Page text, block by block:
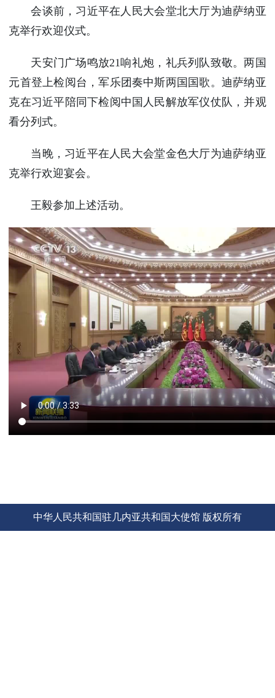
会谈前，习近平在人民大会堂北大厅为迪萨纳亚
克举行欢迎仪式。
天安门广场鸣放21响礼炮，礼兵列队致敬。两国
元首登上检阅台，军乐团奏中斯两国国歌。迪萨纳亚
克在习近平陪同下检阅中国人民解放军仪仗队，并观
看分列式。
当晚，习近平在人民大会堂金色大厅为迪萨纳亚
克举行欢迎宴会。
王毅参加上述活动。
中华人民共和国驻几内亚共和国大使馆 版权所有